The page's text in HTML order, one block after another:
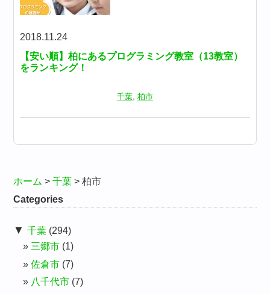
2018.11.24
【安い順】柏にあるプログラミング教室（13教室）
をランキング！
千葉, 柏市
ホーム >千葉 >柏市
Categories
▼ 千葉 (294)
三郷市 (1)
佐倉市 (7)
八千代市 (7)